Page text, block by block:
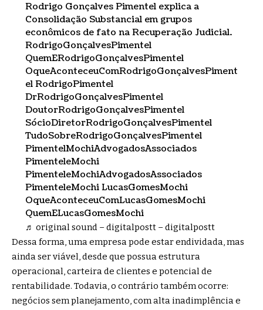
Rodrigo Gonçalves Pimentel explica a
Consolidação Substancial em grupos
econômicos de fato na Recuperação Judicial.
RodrigoGonçalvesPimentel
QuemERodrigoGonçalvesPimentel
OqueAconteceuComRodrigoGonçalvesPiment
el RodrigoPimentel
DrRodrigoGonçalvesPimentel
DoutorRodrigoGonçalvesPimentel
SócioDiretorRodrigoGonçalvesPimentel
TudoSobreRodrigoGonçalvesPimentel
PimentelMochiAdvogadosAssociados
PimenteleMochi
PimenteleMochiAdvogadosAssociados
PimenteleMochi LucasGomesMochi
OqueAconteceuComLucasGomesMochi
QuemELucasGomesMochi
♬ original sound – digitalpostt – digitalpostt
Dessa forma, uma empresa pode estar endividada, mas
ainda ser viável, desde que possua estrutura
operacional, carteira de clientes e potencial de
rentabilidade. Todavia, o contrário também ocorre:
negócios sem planejamento, com alta inadimplência e